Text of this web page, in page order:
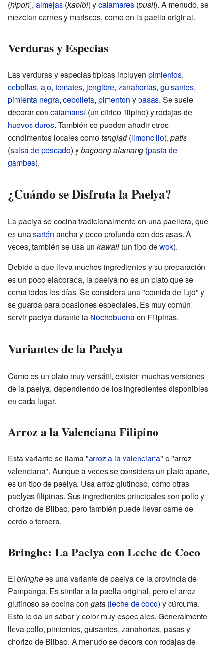
(hipon), almejas (kabibi) ycalamares (pusit). A menudo, se
mezclan carnes y mariscos, como en la paella original.
Verduras y Especias
Las verduras y especias típicas incluyen pimientos,
cebollas, ajo, tomates, jengibre, zanahorias, guisantes,
pimienta negra, cebolleta, pimentón ypasas. Se suele
decorar con calamansí(un cítrico filipino) y rodajas de
huevos duros. También se pueden añadir otros
condimentos locales comotanglad(limoncillo), patis
(salsa de pescado) ybagoong alamang (pasta de
gambas).
¿Cuándo se Disfruta la Paelya?
La paelya se cocina tradicionalmente en una paellera, que
es unasartén ancha y poco profunda con dos asas. A
veces, también se usa un kawali (un tipo dewok).
Debido a que lleva muchos ingredientes y su preparación
es un poco elaborada, la paelya no es un plato que se
coma todos los días. Se considera una "comida de lujo" y
se guarda para ocasiones especiales. Es muy común
servir paelya durante la Nochebuenaen Filipinas.
Variantes de la Paelya
Como es un plato muy versátil, existen muchas versiones
de la paelya, dependiendo de los ingredientes disponibles
en cada lugar.
Arroz a la Valenciana Filipino
Esta variante se llama "arroz a la valenciana" o "arroz
valenciana". Aunque a veces se considera un plato aparte,
es un tipo de paelya. Usa arroz glutinoso, como otras
paelyas filipinas. Sus ingredientes principales son pollo y
chorizo de Bilbao, pero también puede llevar carne de
cerdo o ternera.
Bringhe: La Paelya con Leche de Coco
El bringhees una variante de paelya de la provincia de
Pampanga. Es similar a la paella original, pero el arroz
glutinoso se cocina con gata (leche de coco) y cúrcuma.
Esto le da un sabor y color muy especiales. Generalmente
lleva pollo, pimientos, guisantes, zanahorias, pasas y
chorizo de Bilbao. A menudo se decora con rodajas de